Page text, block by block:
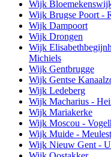
Wijk
Wijk Brugse Poort -
Wijk Dampoort
Wijk Drongen
Wijk
Michiels
Wijk Gentbrugge
Wijk Gentse
Wijk Ledeberg
Wijk Macharius -
Wijk Mariakerke
Wijk Moscou -
Wijk Muide -
Wijk Nieuw Gent -